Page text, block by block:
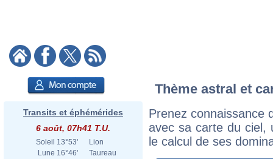
Transits et éphémérides
6 août, 07h41 T.U.
Soleil 13°53'
Lion
Lune 16°46'
Taureau
Thème astral et
Prenez connaissance
avec sa carte du ciel,
le calcul de ses